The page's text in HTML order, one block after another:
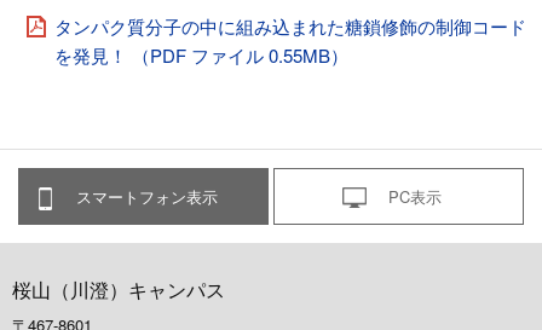
タンパク質分子の中に組み込まれた糖鎖修飾の制御コード
を発見！ （PDF ファイル 0.55MB）
スマートフォン表示 PC表示
桜山（川澄）キャンパス
〒467-8601